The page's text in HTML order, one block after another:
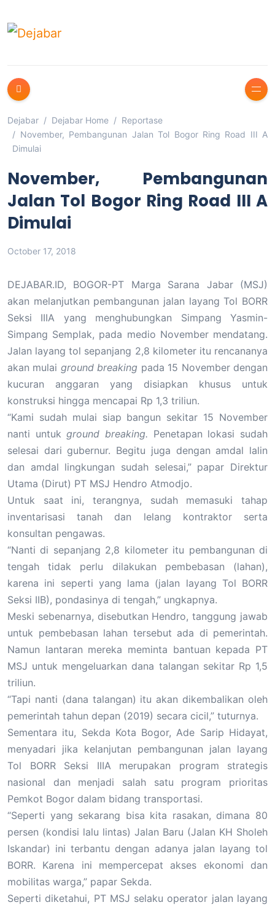
Dejabar Dejabar Home
Reportase
November, Pembangunan Jalan Tol Bogor Ring Road III A
Dimulai
November, Pembangunan
Jalan Tol Bogor Ring Road III A
Dimulai
October 17, 2018
DEJABAR.ID, BOGOR-PT Marga Sarana Jabar (MSJ)
akan melanjutkan pembangunan jalan layang Tol BORR
Seksi IIIA yang menghubungkan Simpang Yasmin-
Simpang Semplak, pada medio November mendatang.
Jalan layang tol sepanjang 2,8 kilometer itu rencananya
akan mulai ground breaking pada 15 November dengan
kucuran anggaran yang disiapkan khusus untuk
konstruksi hingga mencapai Rp 1,3 triliun.
“Kami sudah mulai siap bangun sekitar 15 November
nanti untukground breaking. Penetapan lokasi sudah
selesai dari gubernur. Begitu juga dengan amdal lalin
dan amdal lingkungan sudah selesai,” papar Direktur
Utama (Dirut) PT MSJ Hendro Atmodjo.
Untuk saat ini, terangnya, sudah memasuki tahap
inventarisasi tanah dan lelang kontraktor serta
konsultan pengawas.
“Nanti di sepanjang 2,8 kilometer itu pembangunan di
tengah tidak perlu dilakukan pembebasan (lahan),
karena ini seperti yang lama (jalan layang Tol BORR
Seksi IIB), pondasinya di tengah,” ungkapnya.
Meski sebenarnya, disebutkan Hendro, tanggung jawab
untuk pembebasan lahan tersebut ada di pemerintah.
Namun lantaran mereka meminta bantuan kepada PT
MSJ untuk mengeluarkan dana talangan sekitar Rp 1,5
triliun.
“Tapi nanti (dana talangan) itu akan dikembalikan oleh
pemerintah tahun depan (2019) secara cicil,” tuturnya.
Sementara itu, Sekda Kota Bogor, Ade Sarip Hidayat,
menyadari jika kelanjutan pembangunan jalan layang
Tol BORR Seksi IIIA merupakan program strategis
nasional dan menjadi salah satu program prioritas
Pemkot Bogor dalam bidang transportasi.
“Seperti yang sekarang bisa kita rasakan, dimana 80
persen (kondisi lalu lintas) Jalan Baru (Jalan KH Sholeh
Iskandar) ini terbantu dengan adanya jalan layang tol
BORR. Karena ini mempercepat akses ekonomi dan
mobilitas warga,” papar Sekda.
Seperti diketahui, PT MSJ selaku operator jalan layang